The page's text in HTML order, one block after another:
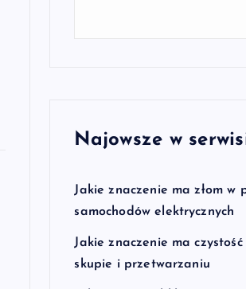
Najowsze w
Jakie znaczenie ma złom w
samochodów elektrycznych
Jakie znaczenie ma
skupie i przetwarzaniu